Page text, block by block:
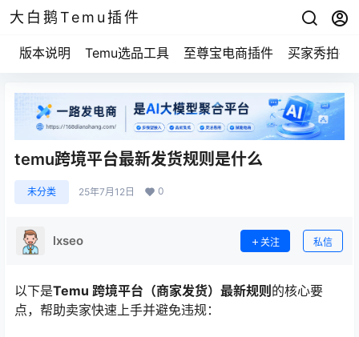
大白鹅Temu插件
版本说明 Temu选品工具 至尊宝电商插件 买家秀拍摄
temu跨境平台最新发货规则是什么
未分类 25年7月12日 0
lxseo 关注 私信
以下是Temu 跨境平台（商家发货）最新规则的核心要
点，帮助卖家快速上手并避免违规：